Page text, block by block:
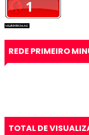
REDE PRIMEIRO
TOTAL DE